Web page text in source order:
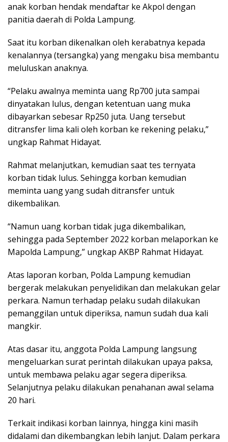
anak korban hendak mendaftar ke Akpol dengan
panitia daerah di Polda Lampung.
Saat itu korban dikenalkan oleh kerabatnya kepada
kenalannya (tersangka) yang mengaku bisa membantu
meluluskan anaknya.
“Pelaku awalnya meminta uang Rp700 juta sampai
dinyatakan lulus, dengan ketentuan uang muka
dibayarkan sebesar Rp250 juta. Uang tersebut
ditransfer lima kali oleh korban ke rekening pelaku,”
ungkap Rahmat Hidayat.
Rahmat melanjutkan, kemudian saat tes ternyata
korban tidak lulus. Sehingga korban kemudian
meminta uang yang sudah ditransfer untuk
dikembalikan.
“Namun uang korban tidak juga dikembalikan,
sehingga pada September 2022 korban melaporkan ke
Mapolda Lampung,” ungkap AKBP Rahmat Hidayat.
Atas laporan korban, Polda Lampung kemudian
bergerak melakukan penyelidikan dan melakukan gelar
perkara. Namun terhadap pelaku sudah dilakukan
pemanggilan untuk diperiksa, namun sudah dua kali
mangkir.
Atas dasar itu, anggota Polda Lampung langsung
mengeluarkan surat perintah dilakukan upaya paksa,
untuk membawa pelaku agar segera diperiksa.
Selanjutnya pelaku dilakukan penahanan awal selama
20 hari.
Terkait indikasi korban lainnya, hingga kini masih
didalami dan dikembangkan lebih lanjut. Dalam perkara